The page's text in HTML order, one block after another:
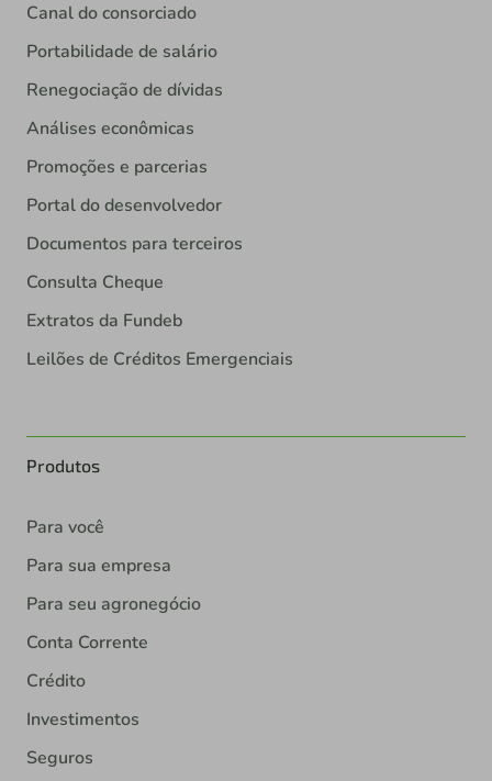
Canal do consorciado
Portabilidade de salário
Renegociação de dívidas
Análises econômicas
Promoções e parcerias
Portal do desenvolvedor
Documentos para terceiros
Consulta Cheque
Extratos da Fundeb
Leilões de Créditos Emergenciais
Produtos
Para você
Para sua empresa
Para seu agronegócio
Conta Corrente
Crédito
Investimentos
Seguros